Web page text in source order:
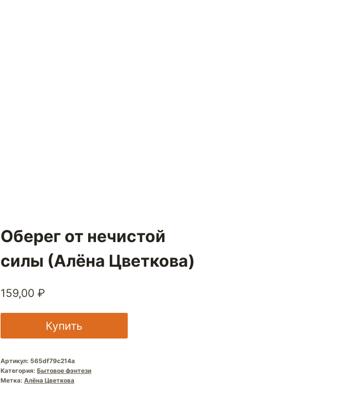
Оберег от нечистой
силы (Алёна Цветкова)
159,00 ₽
Купить
Артикул: 565df79c214a
Категория: Бытовое фэнтези
Метка: Алёна Цветкова